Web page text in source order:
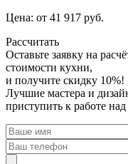
Цена: от 41 917 руб.
Рассчитать
Оставьте заявку на
стоимости кухни,
и получите скидку 10%!
Лучшие мастера и
приступить к работе